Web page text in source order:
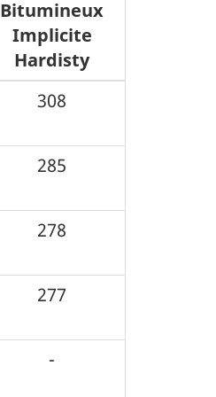
Bitumineux
Implicite
Hardisty
308
285
278
277
-